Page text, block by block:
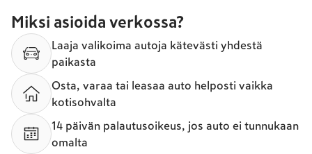
Miksi asioida verkossa?
Laaja valikoima autoja kätevästi yhdestä
paikasta
Osta, varaa tai leasaa auto helposti vaikka
kotisohvalta
14 päivän palautusoikeus, jos auto ei tunnukaan
omalta